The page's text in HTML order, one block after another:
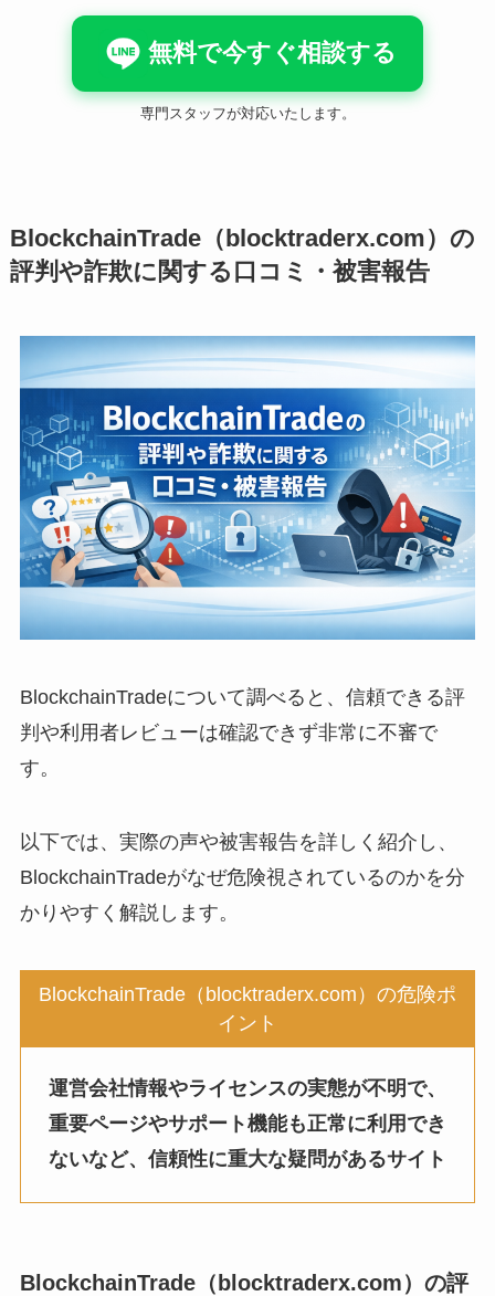
無料で今すぐ相談する
専門スタッフが対応いたします。
BlockchainTrade（blocktraderx.com）の
評判や詐欺に関する口コミ・被害報告
BlockchainTradeについて調べると、信頼できる評
判や利用者レビューは確認できず非常に不審で
す。
以下では、実際の声や被害報告を詳しく紹介し、
BlockchainTradeがなぜ危険視されているのかを分
かりやすく解説します。
BlockchainTrade（blocktraderx.com）の危険ポ
イント
運営会社情報やライセンスの実態が不明で、
重要ページやサポート機能も正常に利用でき
ないなど、信頼性に重大な疑問があるサイト
BlockchainTrade（blocktraderx.com） の評